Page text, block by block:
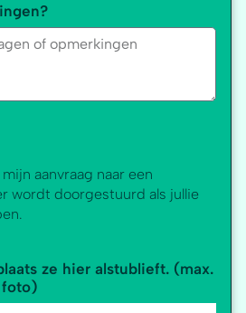
aanvraag naar een
wordt doorgestuurd als jullie
ze hier alstublieft. (max.
foto)